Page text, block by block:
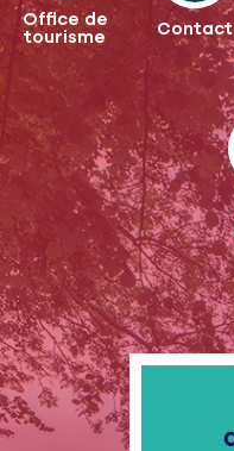
Office de
tourisme
Contact